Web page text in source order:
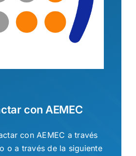
con AEMEC
con AEMEC a través
o a través de la siguiente